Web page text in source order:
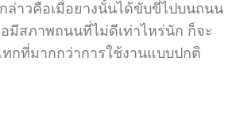
ล่าวคือเมื่อยางนั้นได้ขับขี่ไปบนถนน
มีสภาพถนนที่ไม่ดีเท่าไหร่นัก ก็จะ
กที่มากกว่าการใช้งานแบบปกติ